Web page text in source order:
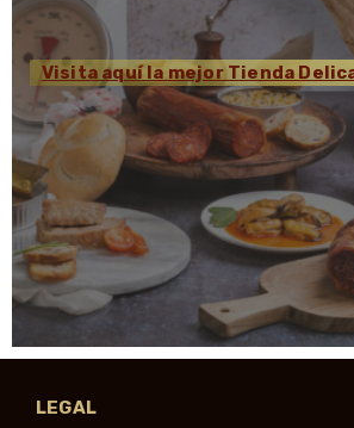
Visita aquí la mejor Tienda
LEGAL